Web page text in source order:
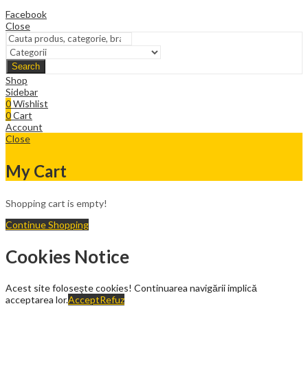
Facebook
Close
Search
Shop
Sidebar
0Wishlist
0Cart
Account
Close
My Cart
Shopping cart is empty!
Continue Shopping
Cookies Notice
Acest site foloseşte cookies! Continuarea navigării implică
acceptarea lor.AcceptRefuz